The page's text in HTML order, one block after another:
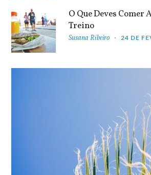
O Que Deves Comer
Treino
Susana Ribeiro 24 DE